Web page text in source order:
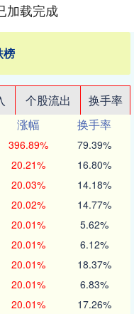
加载完成
榜
个股流出
换手率
涨幅
换手率
396.89% 79.39%
20.21% 16.80%
20.03% 14.18%
20.02% 14.77%
20.01% 5.62%
20.01% 6.12%
20.01% 18.37%
20.01% 6.83%
20.01% 17.26%